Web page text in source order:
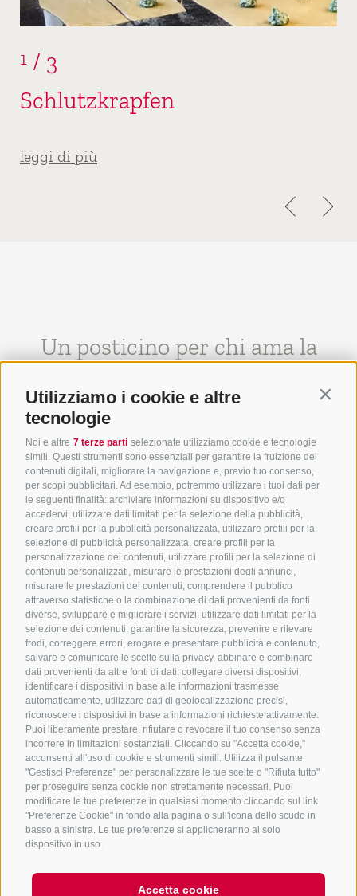
Utilizziamo i cookie e altre
tecnologie
Noi e altre 7 terze parti selezionate utilizziamo cookie e tecnologie
simili. Questi strumenti sono essenziali per garantire la fruizione dei
contenuti digitali, migliorare la navigazione e, previo tuo consenso,
per scopi pubblicitari. Ad esempio, potremmo utilizzare i tuoi dati per
le seguenti finalità: archiviare informazioni su dispositivo e/o
accedervi, utilizzare dati limitati per la selezione della pubblicità,
creare profili per la pubblicità personalizzata, utilizzare profili per la
selezione di pubblicità personalizzata, creare profili per la
personalizzazione dei contenuti, utilizzare profili per la selezione di
contenuti personalizzati, misurare le prestazioni degli annunci,
misurare le prestazioni dei contenuti, comprendere il pubblico
attraverso statistiche o la combinazione di dati provenienti da fonti
diverse, sviluppare e migliorare i servizi, utilizzare dati limitati per la
selezione dei contenuti, garantire la sicurezza, prevenire e rilevare
frodi, correggere errori, erogare e presentare pubblicità e contenuto,
salvare e comunicare le scelte sulla privacy, abbinare e combinare
dati provenienti da altre fonti di dati, collegare diversi dispositivi,
identificare i dispositivi in base alle informazioni trasmesse
automaticamente, utilizzare dati di geolocalizzazione precisi,
riconoscere i dispositivi in base a informazioni richieste attivamente.
Puoi liberamente prestare, rifiutare o revocare il tuo consenso senza
incorrere in limitazioni sostanziali. Cliccando su "Accetta cookie,"
acconsenti all'uso di cookie e strumenti simili. Utilizza il pulsante
"Gestisci Preferenze" per personalizzare le tue scelte o "Rifiuta tutto"
per proseguire senza cookie non strettamente necessari. Puoi
modificare le tue preferenze in qualsiasi momento cliccando sul link
"Preferenze Cookie" in fondo alla pagina o sull'icona dello scudo in
basso a sinistra. Le tue preferenze si applicheranno al solo
dispositivo in uso.
Accetta cookie
1 / 3
Schlutzkrapfen
leggi di più
Un posticino per chi ama la
+39 0472 756714
info@ratschingserhof.com
Stange 4 - 39040 Racines-Alto Adige
Download
Meteo e webcam
Scatti
Posizione e arrivo
News
Newsletter
Mappa del sito Cookie Policy